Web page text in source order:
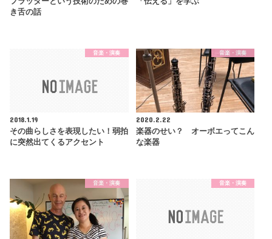
き舌の話
音楽・演奏
2018.1.19
その曲らしさを表現したい！弱拍
に突然出てくるアクセント
音楽・演奏
2020.2.22
楽器のせい？ オーボエってこん
な楽器
音楽・演奏 音楽・演奏